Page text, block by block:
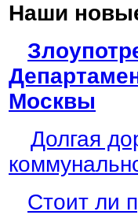
Наши
Москвы
Долгая
Стоит ли